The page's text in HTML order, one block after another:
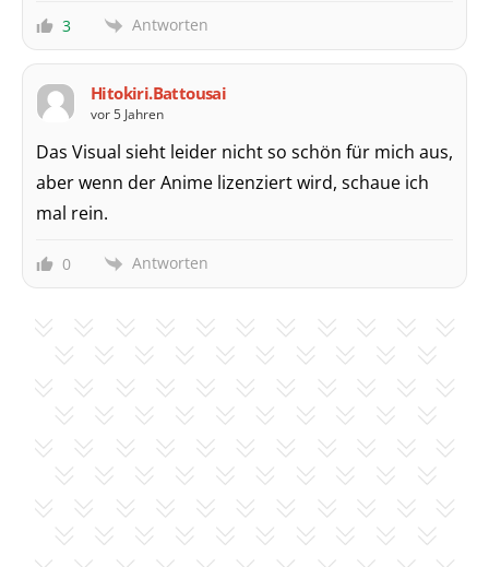
3 Antworten
Hitokiri.Battousai
vor 5 Jahren
Das Visual sieht leider nicht so schön für mich aus,
aber wenn der Anime lizenziert wird, schaue ich
mal rein.
0 Antworten